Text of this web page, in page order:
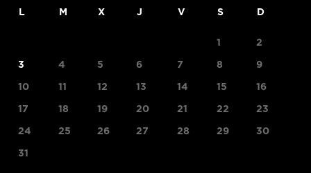
L M X J V S D
1 2
3 4 5 6 7 8 9
10 11 12 13 14 15 16
17 18 19 20 21 22 23
24 25 26 27 28 29 30
31